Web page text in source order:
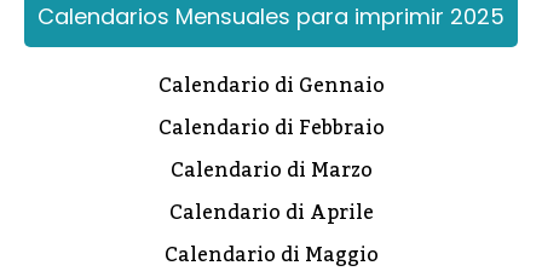
Calendarios Mensuales para imprimir 2025
Calendario di Gennaio
Calendario di Febbraio
Calendario di Marzo
Calendario di Aprile
Calendario di Maggio